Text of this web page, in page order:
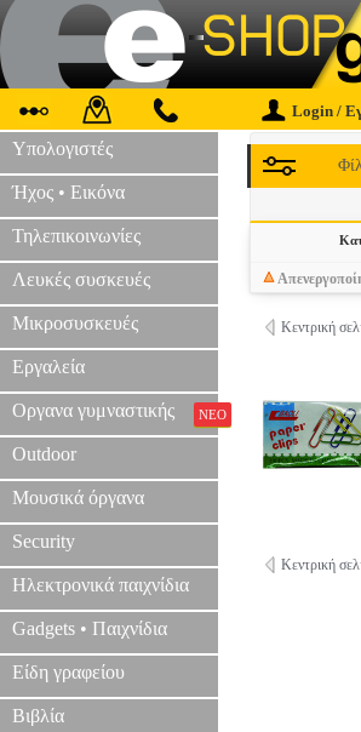
Login /
Υπολογιστές
Ήχος • Εικόνα
Τηλεπικοινωνίες
Λευκές συσκευές
Μικροσυσκευές
Εργαλεία
Οργανα γυμναστικής ΝΕΟ
Outdoor
Μουσικά όργανα
Security
Ηλεκτρονικά παιχνίδια
Gadgets • Παιχνίδια
Είδη γραφείου
Βιβλία
Κεντρική
Κεντρική